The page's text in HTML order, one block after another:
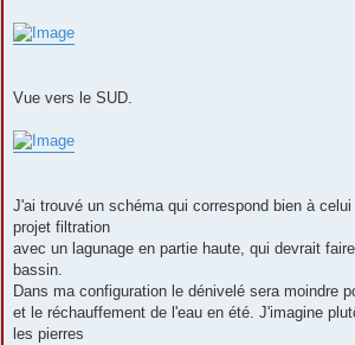
Vue vers le SUD.
J'ai trouvé un schéma qui correspond bien à
projet filtration
avec un lagunage en partie haute, qui devrait
bassin.
Dans ma configuration le dénivelé sera moindre
et le réchauffement de l'eau en été. J'imagine
les pierres